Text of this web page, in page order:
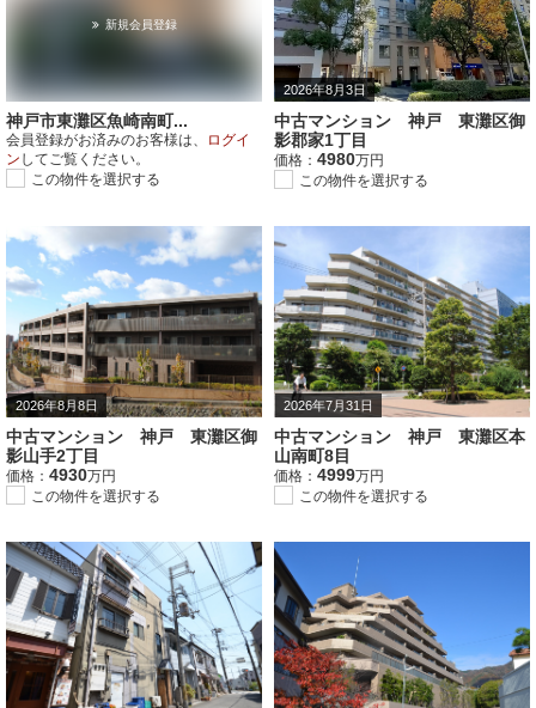
新規会員登録
神戸市東灘区魚崎南町...
会員登録がお済みのお客様は、
ログイ
ン してご覧ください。
この物件を選択する
2026年8月3日
中古マンション 神戸 東灘区御
影郡家1丁目
価格： 4980万円
この物件を選択する
2026年8月8日
中古マンション 神戸 東灘区御
影山手2丁目
価格： 4930万円
この物件を選択する
2026年7月31日
中古マンション 神戸 東灘区本
山南町8目
価格： 4999万円
この物件を選択する